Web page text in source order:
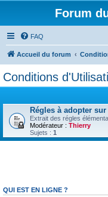
Forum
FAQ
Accueil du forum
Conditions
Régles à adopter
Extrait des régles
Modérateur : Thierry
Sujets : 1
QUI EST EN LIGNE ?